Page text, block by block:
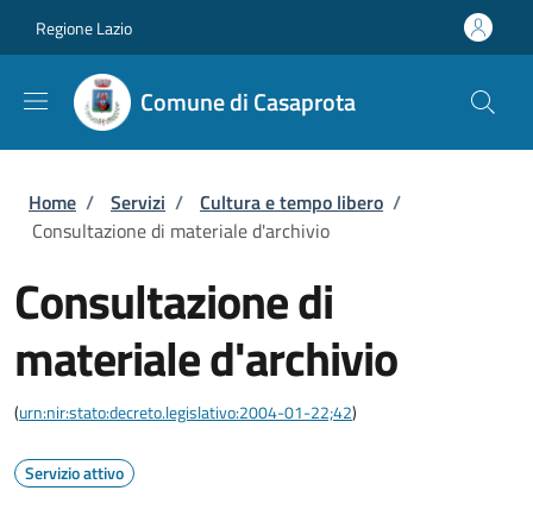
Regione Lazio
Comune di Casaprota
Briciole di pane
Home / Servizi / Cultura e tempo libero /
Consultazione di materiale d'archivio
Consultazione di
materiale d'archivio
(urn:nir:stato:decreto.legislativo:2004-01-22;42)
Servizio attivo